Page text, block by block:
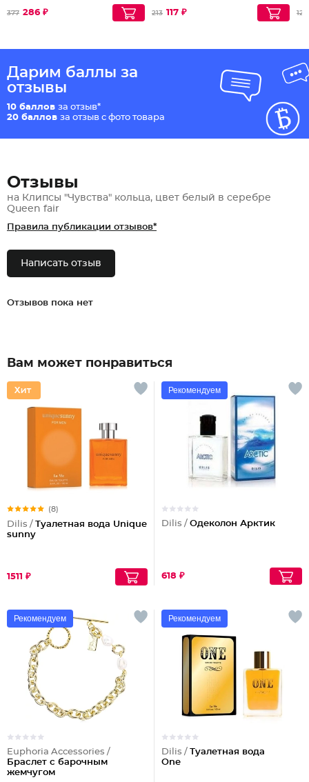
377 286 ₽ 213 117 ₽ 127
Дарим баллы за
отзывы
10 баллов за отзыв*
20 баллов за отзыв с фото товара
Отзывы
на Клипсы "Чувства" кольца, цвет белый в серебре
Queen fair
Правила публикации отзывов*
Написать отзыв
Отзывов пока нет
Вам может понравиться
(8)
Dilis / Туалетная вода Unique
sunny
1511 ₽
Рекомендуем
Dilis / Одеколон Арктик
618 ₽
Рекомендуем
Euphoria Accessories /
Браслет с барочным
жемчугом
Рекомендуем
Dilis / Туалетная вода
One